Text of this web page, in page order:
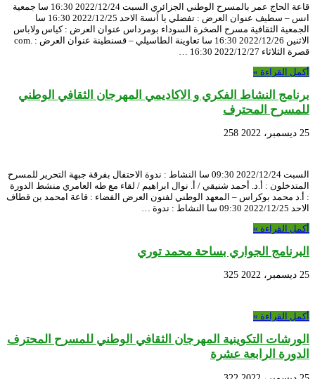
قاعة الحاج عمر بالمسرح الوطني الجزائري السبت 2022/12/24 16:30 سا جمعية
انس – سطيف عنوان العرض : تفضلي يا آنسة الاحد 2022/12/25 16:30 سا
الجمعية الثقافية مسرح الصخرة السوداء بومرداس عنوان العرض : كياس ولاباس
الاثنين 2022/12/26 16:30 سا تعاوينة الطاسيلي – قسنطينة عنوان العرض : .com
قصرة الثلاثاء 2022/12/27 16:30 …
أكمل القراءة »
برنامج النشاط الفكري و الاكاديمي المهرجان الثقافي الوطني
للمسرح المحترف
25 ديسمبر، 2022 258
السبت 2022/12/24 09:30 سا النشاط : ندوة الاحتفال بفرقة جبهة التحرير للمسرح
المتدخلون : أ.د. أحمد شنيقي / أ. نوال ابراهيم / لقاء مع طه العامري منشط الدورة
: أ.د محمد بوكراس – المعهد الوطني لفنون العرض الفضاء : قاعة امحمد بن قطاف
الاحد 2022/12/25 09:30 سا النشاط : ندوة …
أكمل القراءة »
البرنامج الجواري بساحة محمد توري
25 ديسمبر، 2022 325
أكمل القراءة »
الورشات التكوينية المهرجان الثقافي الوطني للمسرح المحترف
الدورة الرابعة عشرة